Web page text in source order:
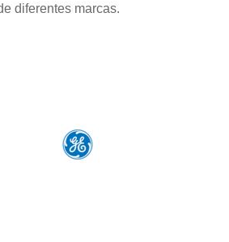
diferentes marcas.